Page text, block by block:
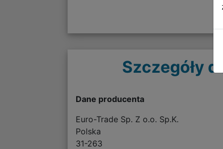
Szczegóły
Dane producenta
Euro-Trade Sp. Z o.o. Sp.K.
Polska
31-263